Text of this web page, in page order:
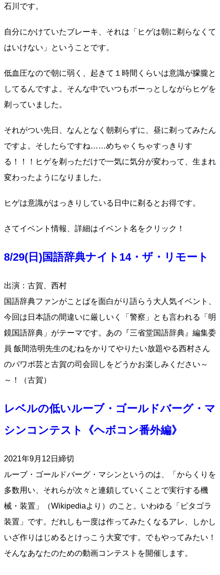
石川です。
自分にかけていたブレーキ、それは「ヒゲは朝に剃らなくて
はいけない」ということです。
低血圧なので朝に弱く、起きて１時間くらいは意識が朦朧と
してるんですよ。そんな中でいつもボーっとしながらヒゲを
剃っていました。
それがつい先日、なんとなく朝剃らずに、昼に剃ってみたん
ですよ。そしたらですね……めちゃくちゃすっきりす
る！！！ヒゲを剃っただけで一気に気分が変わって、生まれ
変わったようになりました。
ヒゲは意識がはっきりしている日中に剃るとお得です。
さてイベント情報、詳細はイベント名をクリック！
8/29(日)国語辞典ナイト14・ザ・リモート
出演：古賀、西村
国語辞典ファンがことばを面白がり語らう大人気イベント、
今回は日本語の間違いに厳しいく「警察」とも言われる「明
鏡国語辞典」がテーマです。あの『三省堂国語辞典』編集委
員 飯間浩明先生のむねをかりてやりたい放題やる西村さん
のパワポ芸と古賀の司会回しをどうかお楽しみください～
～！（古賀）
レベルの低いルーブ・ゴールドバーグ・マ
シンコンテスト《ヘボコン番外編》
2021年9月12日締切
ルーブ・ゴールドバーグ・マシンというのは、「からくりを
多数用い、それらが次々と連鎖していくことで実行する機
械・装置」（Wikipediaより）のこと。いわゆる「ピタゴラ
装置」です。だれしも一度は作ってみたくなるアレ、しかし
いざ作りはじめるとけっこう大変です。でもやってみたい！
そんなあなたのための動画コンテストを開催します。